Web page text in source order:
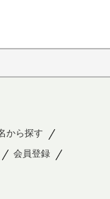
から探す
会員登録